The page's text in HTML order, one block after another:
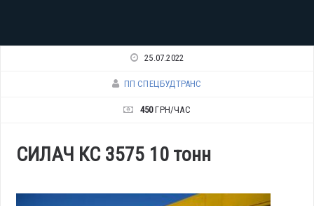
25.07.2022
ПП СПЕЦБУДТРАНС
450 ГРН/ЧАС
СИЛАЧ КС 3575 10 тонн